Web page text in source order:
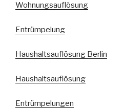
Wohnungsauflösung
Entrümpelung
Haushaltsauflösung Berlin
Haushaltsauflösung
Entrümpelungen